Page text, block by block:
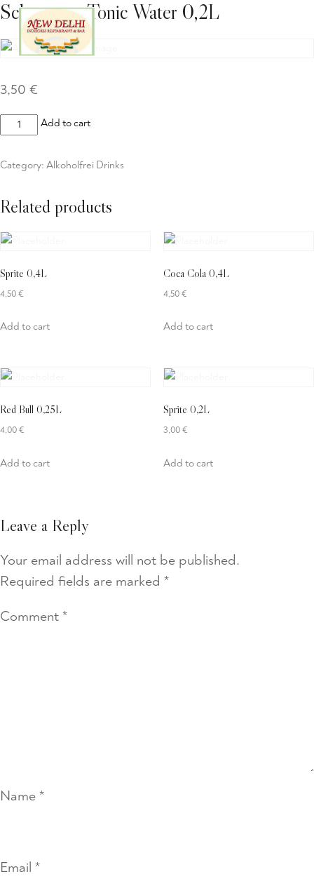
Schweppes Tonic Water 0,2L
3,50 €
Schweppes
Water
Add to cart
Category: Alkoholfrei Drinks
Related products
Sprite 0,4L
4,50€
Add to cart
Coca Cola 0,4L
4,50€
Add to cart
Red Bull 0,25L
4,00€
Add to cart
Sprite 0,2L
3,00€
Add to cart
Leave a Reply
Your email address will not be published.
Required fields are marked *
Comment *
Name *
Email *